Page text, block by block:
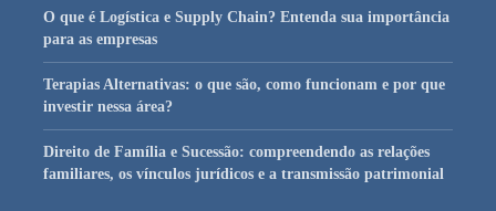
O que é Logística e Supply Chain? Entenda sua importância
para as empresas
Terapias Alternativas: o que são, como funcionam e por que
investir nessa área?
Direito de Família e Sucessão: compreendendo as relações
familiares, os vínculos jurídicos e a transmissão patrimonial